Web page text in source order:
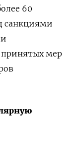
60
санкциями
принятых мер